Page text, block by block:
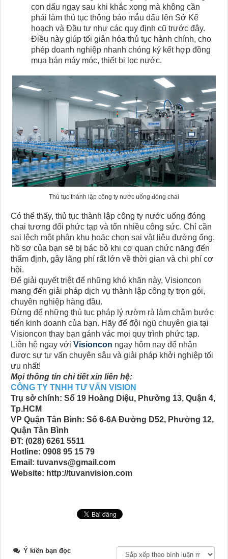
con dấu ngay sau khi khắc xong mà không cần
phải làm thủ tục thông báo mẫu dấu lên Sở Kế
hoạch và Đầu tư như các quy định cũ trước đây.
Điều này giúp tối giản hóa thủ tục hành chính, cho
phép doanh nghiệp nhanh chóng ký kết hợp đồng
mua bán máy móc, thiết bị lọc nước.
Thủ tục thành lập công ty nước uống đóng chai
Có thể thấy, thủ tục thành lập công ty nước uống đóng
chai​ tương đối phức tạp và tốn nhiều công sức. Chỉ cần
sai lệch một phân khu hoặc chọn sai vật liệu đường ống,
hồ sơ của bạn sẽ bị bác bỏ khi cơ quan chức năng đến
thẩm định, gây lãng phí rất lớn về thời gian và chi phí cơ
hội.
Để giải quyết triệt để những khó khăn này, Visioncon
mang đến giải pháp dịch vụ thành lập công ty trọn gói,
chuyên nghiệp hàng đầu.
Đừng để những thủ tục pháp lý rườm rà làm chậm bước
tiến kinh doanh của bạn. Hãy để đội ngũ chuyên gia tại
Visioncon thay bạn gánh vác mọi quy trình phức tạp.
Liên hệ ngay với Visioncon ngay hôm nay để nhận
được sự tư vấn chuyên sâu và giải pháp khởi nghiệp tối
ưu nhất!
Mọi thông tin chi tiết xin liên hệ:
CÔNG TY TNHH TƯ VẤN VISION
Trụ sở chính: Số 19 Hoàng Diệu, Phường 13, Quận 4,
Tp.HCM
VP Quận Tân Bình: Số 6-6A Đường D52, Phường 12,
Quận Tân Bình
ĐT: (028) 6261 5511
Hotline: 0908 95 15 79
Email: tuvanvs@gmail.com
Website: http://tuvanvision.com
Ý kiến bạn đọc